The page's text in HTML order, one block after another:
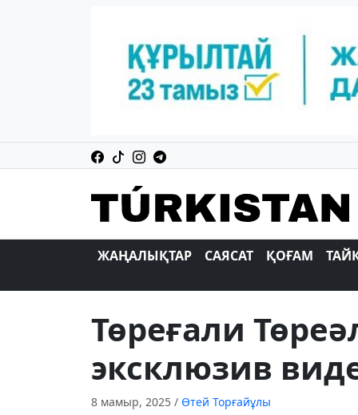
ЖАҢАЛЫҚТАР САЯСАТ ҚОҒАМ
Төреғали
эксклюзив
8 мамыр, 2025 / Өтей Торғайұлы